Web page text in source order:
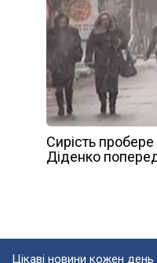
Сирiсть
Дiдeнкo
Цікаві новини кожен день